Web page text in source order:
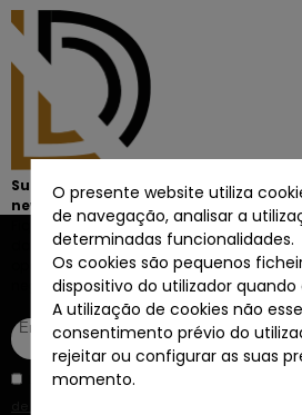
O presente website utiliza
de navegação, analisar a
determinadas funcionalidades.
Os cookies são pequenos
dispositivo do utilizador
A utilização de cookies não
consentimento prévio do
rejeitar ou configurar as suas
momento.
Subscreva a
newsletter
Fique sempre a par
das melhores
oportunidades de
negócio.
Li e aceito aPolítica